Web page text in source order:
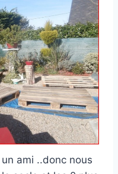
ami ..donc nous